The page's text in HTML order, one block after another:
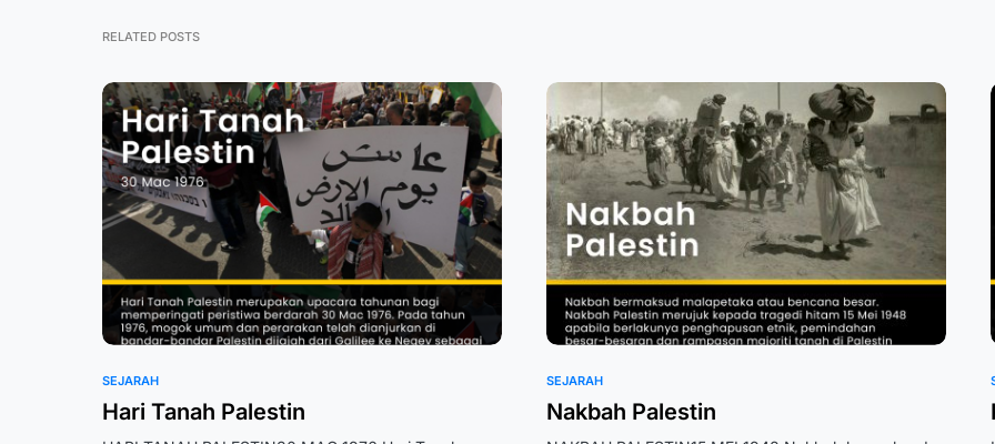
RELATED POSTS
SEJARAH
Hari Tanah Palestin
SEJARAH
Nakbah Palestin